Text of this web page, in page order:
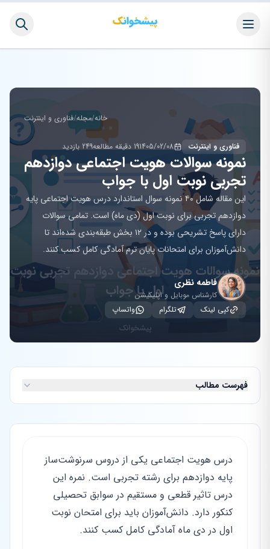
خانه/مجله/فناوری و اینترنت
فناوری و اینترنت 1405/02/0819 دقیقه مطالعه 249 بازدید
نمونه سوالات هویت اجتماعی دوازدهم
تجربی نوبت اول با جواب
این مقاله شامل ۴۰ نمونه سوال استاندارد درس هویت اجتماعی پایه
دوازدهم تجربی برای نوبت اول (دی ماه) است. تمامی سوالات
دارای پاسخ تشریحی بوده و در ۱۲ بخش طبقه‌بندی شده‌اند تا
دانش‌آموزان برای امتحانات پایان ترم آمادگی کامل کسب کنند.
فاطمه نظری
کارشناس موبایل و اپلیکیشن
کپی لینک
تلگرام واتساپ
فهرست مطالب
درس هویت اجتماعی یکی از دروس سرنوشت‌ساز
پایه دوازدهم برای رشته تجربی است. نمره این
درس تاثیر قطعی و مستقیم در سوابق تحصیلی
کنکور دارد. دانش‌آموزان باید برای امتحان نوبت
اول در دی ماه آمادگی کامل کسب کنند.